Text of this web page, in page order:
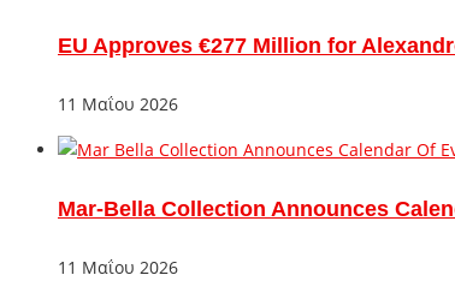
EU Approves €277 Million for
11 Μαΐου 2026
Mar-Bella Collection Announces
11 Μαΐου 2026